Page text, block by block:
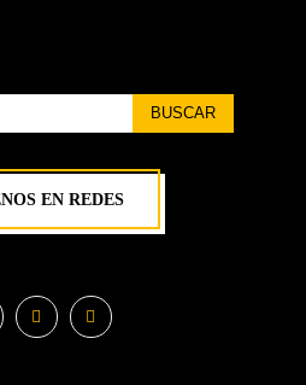
BUSCAR
EN REDES